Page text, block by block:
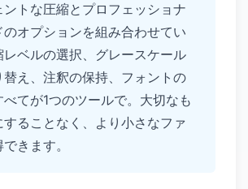
ントな圧縮とプロフェッショナ
のオプションを組み合わせてい
レベルの選択、グレースケール
替え、注釈の保持、フォントの
てが1つのツールで。大切なも
ることなく、より小さなファ
きます。